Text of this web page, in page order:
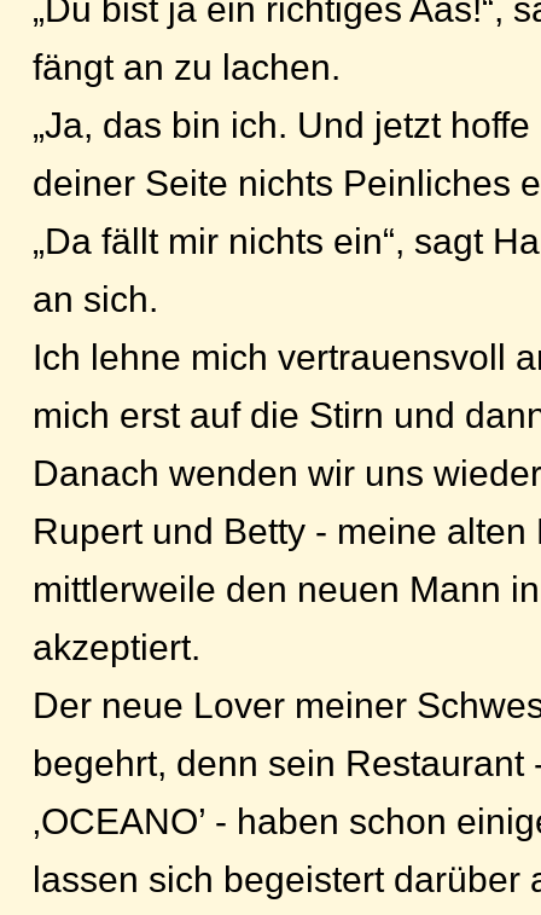
„Du bist ja ein richtiges Aas!“,
fängt an zu lachen.
„Ja, das bin ich. Und jetzt
deiner Seite nichts Peinliches
„Da fällt mir nichts ein“, sagt
an sich.
Ich lehne mich vertrauensvoll
mich erst auf die Stirn und
Danach wenden wir uns
Rupert und Betty - meine
mittlerweile den neuen Mann
akzeptiert.
Der neue Lover meiner
begehrt, denn sein Restaurant
‚OCEANO’ - haben schon
lassen sich begeistert darüber